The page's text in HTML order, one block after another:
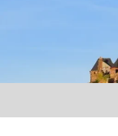
springen